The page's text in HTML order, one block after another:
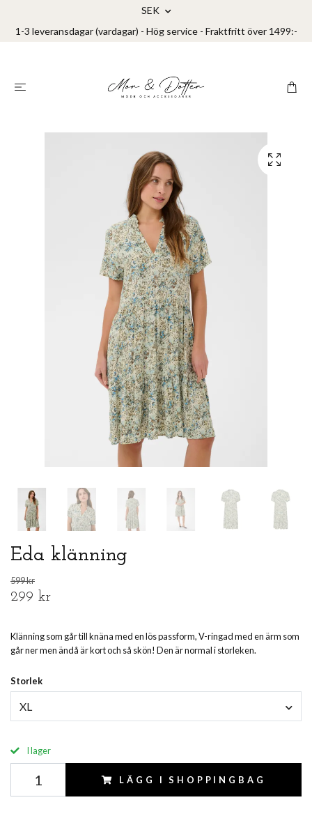
SEK
1-3 leveransdagar (vardagar) - Hög service - Fraktfritt över 1499:-
Eda klänning
599 kr
299 kr
Klänning som går till knäna med en lös passform, V-ringad med en ärm som
går ner men ändå är kort och så skön! Den är normal i storleken.
Storlek
XL
I lager
LÄGG I SHOPPINGBAG